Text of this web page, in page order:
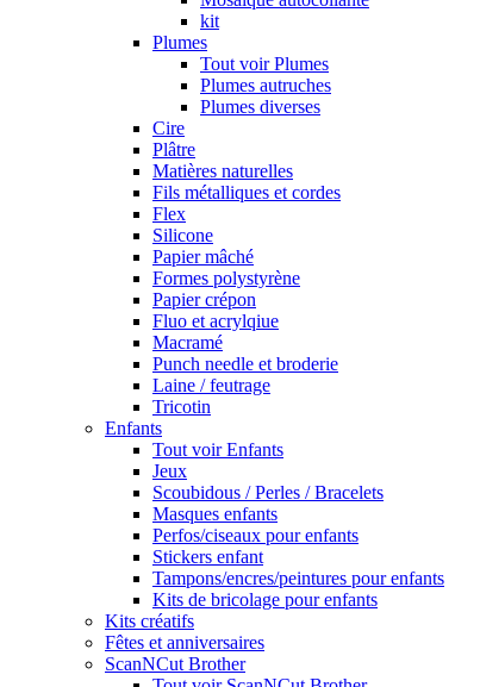
kit
Plumes
Tout voir Plumes
Plumes autruches
Plumes diverses
Cire
Plâtre
Matières naturelles
Fils métalliques et cordes
Flex
Silicone
Papier mâché
Formes polystyrène
Papier crépon
Fluo et acrylqiue
Macramé
Punch needle et broderie
Laine / feutrage
Tricotin
Enfants
Tout voir Enfants
Jeux
Scoubidous / Perles / Bracelets
Masques enfants
Perfos/ciseaux pour enfants
Stickers enfant
Tampons/encres/peintures pour enfants
Kits de bricolage pour enfants
Kits créatifs
Fêtes et anniversaires
ScanNCut Brother